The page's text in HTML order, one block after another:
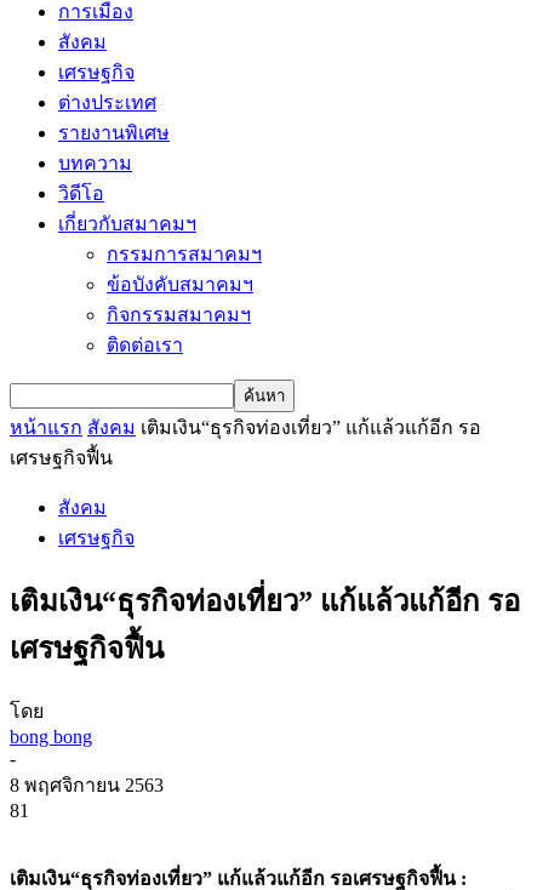
การเมือง
สังคม
เศรษฐกิจ
ต่างประเทศ
รายงานพิเศษ
บทความ
วิดีโอ
เกี่ยวกับสมาคมฯ
กรรมการสมาคมฯ
ข้อบังคับสมาคมฯ
กิจกรรมสมาคมฯ
ติดต่อเรา
หน้าแรก สังคม เติมเงิน“ธุรกิจท่องเที่ยว” แก้แล้วแก้อีก รอ
เศรษฐกิจฟื้น
สังคม
เศรษฐกิจ
เติมเงิน“ธุรกิจท่องเที่ยว” แก้แล้วแก้อีก รอ
เศรษฐกิจฟื้น
โดย
bong bong
-
8 พฤศจิกายน 2563
81
เติมเงิน“ธุรกิจท่องเที่ยว” แก้แล้วแก้อีก รอเศรษฐกิจฟื้น :